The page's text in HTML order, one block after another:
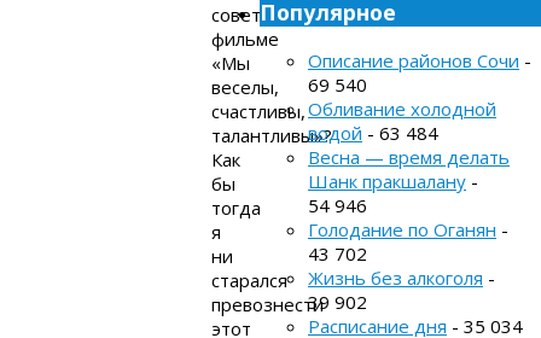
советском
фильме
«Мы
веселы,
счастливы,
талантливы»?
Как
бы
тогда
я
ни
старался
превознести
этот
Популярное
Описание районов Сочи -
69 540
Обливание холодной
водой - 63 484
Весна — время делать
Шанк пракшалану -
54 946
Голодание по Оганян -
43 702
Жизнь без алкоголя -
39 902
Расписание дня - 35 034